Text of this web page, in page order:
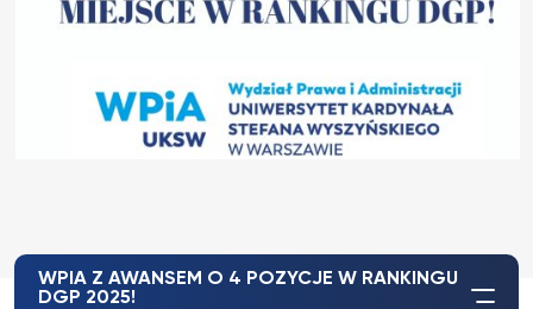
WPIA Z AWANSEM O 4 POZYCJE W RANKINGU
DGP 2025!